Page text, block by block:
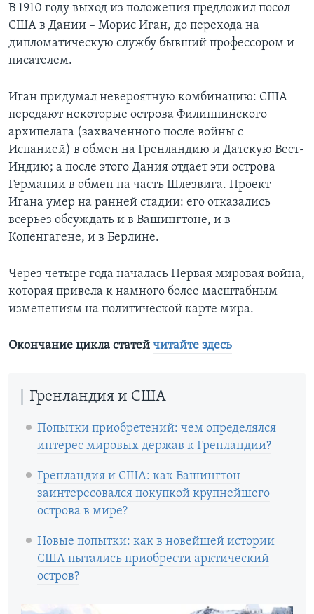
В 1910 году выход из положения предложил посол
США в Дании – Морис Иган, до перехода на
дипломатическую службу бывший профессором и
писателем.
Иган придумал невероятную комбинацию: США
передают некоторые острова Филиппинского
архипелага (захваченного после войны с
Испанией) в обмен на Гренландию и Датскую Вест-
Индию; а после этого Дания отдает эти острова
Германии в обмен на часть Шлезвига. Проект
Игана умер на ранней стадии: его отказались
всерьез обсуждать и в Вашингтоне, и в
Копенгагене, и в Берлине.
Через четыре года началась Первая мировая война,
которая привела к намного более масштабным
изменениям на политической карте мира.
Окончание цикла статей читайте здесь
Гренландия и США
Попытки приобретений: чем определялся
интерес мировых держав к Гренландии?
Гренландия и США: как Вашингтон
заинтересовался покупкой крупнейшего
острова в мире?
Новые попытки: как в новейшей истории
США пытались приобрести арктический
остров?